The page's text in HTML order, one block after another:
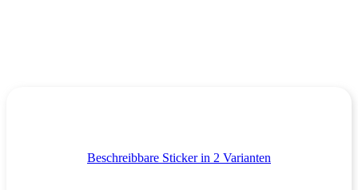
Beschreibbare Sticker in 2 Varianten